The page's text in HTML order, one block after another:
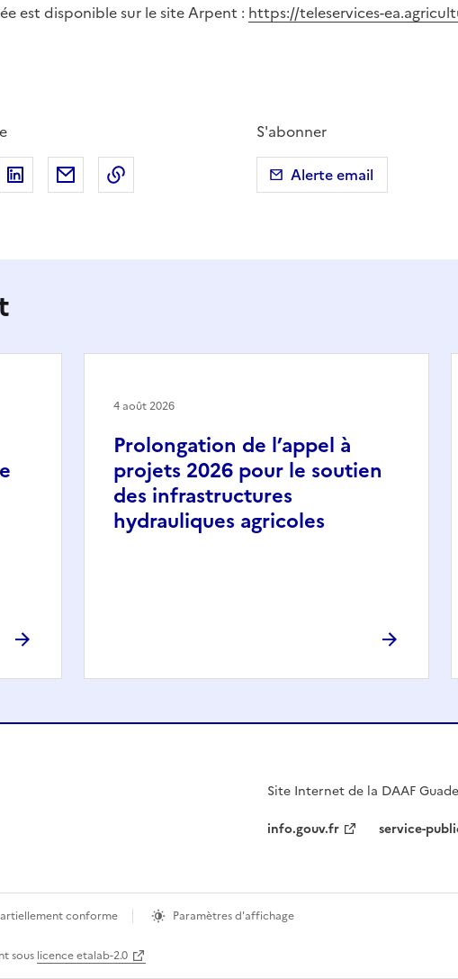
est disponible sur le site Arpent : https://teleservices-
Facebooksur X (anciennement Twitter)
Partager sur LinkedIn
Partager par emailCopier dans le presse-papier
S'abonner
Alerte email
Prolongation de l’appel à
projets 2026 pour le soutien
des infrastructures
hydrauliques agricoles
4 août 2026
Site Internet de la DAAF
info.gouv.fr
service-
conforme Paramètres d'affichage
sous licence etalab-2.0